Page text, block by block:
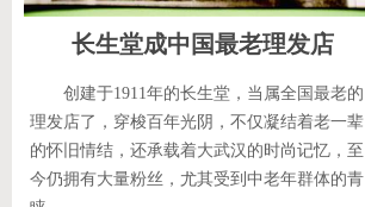
长生堂成中国最老理发店
创建于1911年的长生堂，当属全国最老的
理发店了，穿梭百年光阴，不仅凝结着老一辈
的怀旧情结，还承载着大武汉的时尚记忆，至
今仍拥有大量粉丝，尤其受到中老年群体的青